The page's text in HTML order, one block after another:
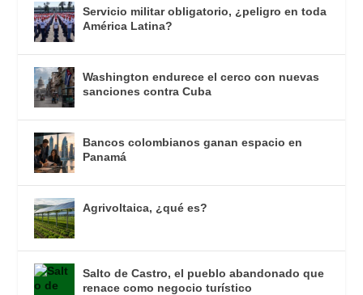
Servicio militar obligatorio, ¿peligro en toda
América Latina?
Washington endurece el cerco con nuevas
sanciones contra Cuba
Bancos colombianos ganan espacio en
Panamá
Agrivoltaica, ¿qué es?
Salto de Castro, el pueblo abandonado que
renace como negocio turístico